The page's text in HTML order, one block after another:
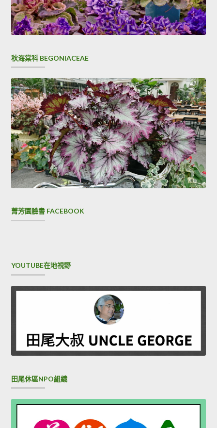
秋海棠科 BEGONIACEAE
菁芳園臉書 FACEBOOK
YOUTUBE在地視野
田尾休區NPO組織